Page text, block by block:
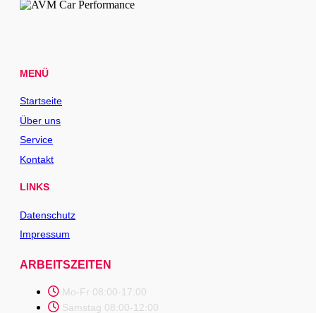
MENÜ
Startseite
Über uns
Service
Kontakt
LINKS
Datenschutz
Impressum
ARBEITSZEITEN
Mo-Fr 08:00-17:00
Samstag 08:00-12:00